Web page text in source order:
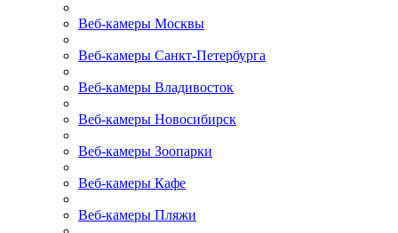
Веб-камеры Москвы
Веб-камеры Санкт-Петербурга
Веб-камеры Владивосток
Веб-камеры Новосибирск
Веб-камеры Зоопарки
Веб-камеры Кафе
Веб-камеры Пляжи